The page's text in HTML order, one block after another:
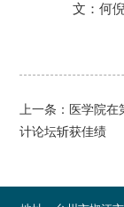
文：何
上一条： 医学院在
计论坛斩获佳绩